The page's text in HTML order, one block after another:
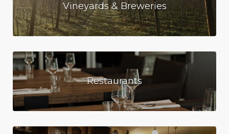
Vineyards & Breweries
Restaurants